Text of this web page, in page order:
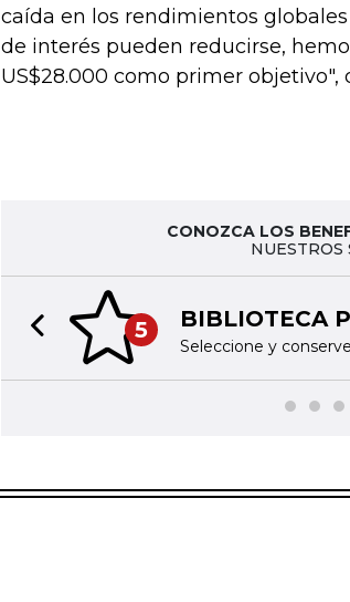
caída en los rendimientos
de interés pueden reducirse,
US$28.000 como primer objetivo",
CONOZCA LOS
NUESTROS
5 BIBLIOTECA
Seleccione y
Previous slide